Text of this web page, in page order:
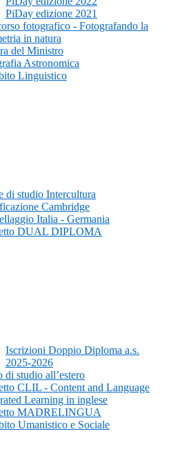
PiDay edizione 2021
fotografico - Fotografando la
in natura
del Ministro
Astronomica
Linguistico
di studio Intercultura
Cambridge
Italia - Germania
DUAL DIPLOMA
Iscrizioni Doppio Diploma a.s.
2025-2026
di studio all’estero
CLIL - Content and Language
Learning in inglese
MADRELINGUA
Umanistico e Sociale